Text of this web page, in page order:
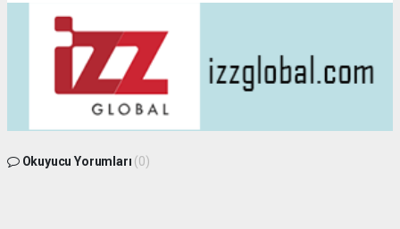
Okuyucu Yorumları (0)